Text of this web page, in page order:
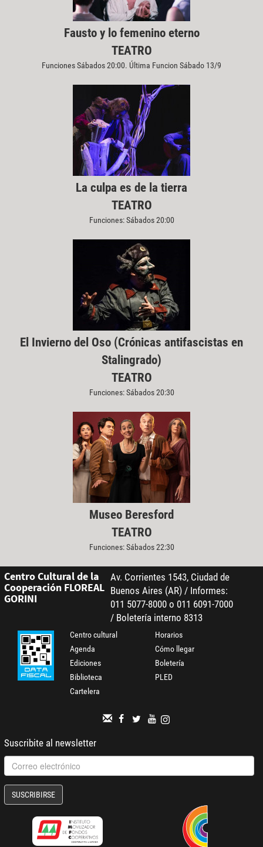
Fausto y lo femenino eterno
TEATRO
Funciones Sábados 20:00. Última Funcion Sábado 13/9
La culpa es de la tierra
TEATRO
Funciones: Sábados 20:00
El Invierno del Oso (Crónicas antifascistas en
Stalingrado)
TEATRO
Funciones: Sábados 20:30
Museo Beresford
TEATRO
Funciones: Sábados 22:30
Centro Cultural de la
Cooperación FLOREAL
GORINI
Av. Corrientes 1543, Ciudad de
Buenos Aires (AR) / Informes:
011 5077-8000 o 011 6091-7000
/ Boletería interno 8313
Centro cultural
Agenda
Ediciones
Biblioteca
Cartelera
Horarios
Cómo llegar
Boletería
PLED
Suscribite al newsletter
SUSCRIBIRSE